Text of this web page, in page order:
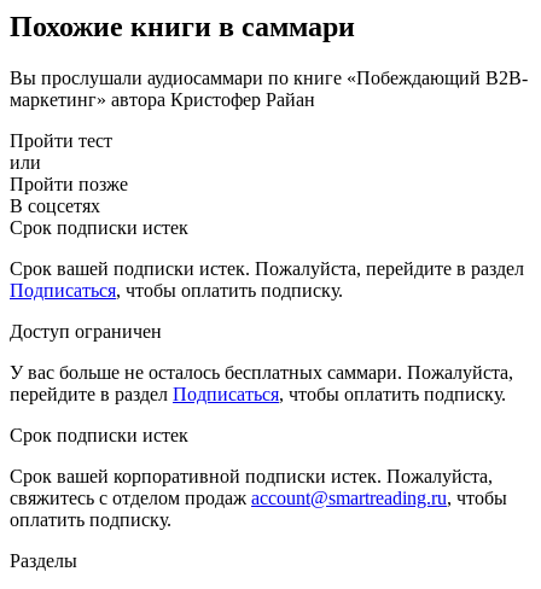
Похожие книги в саммари
Вы прослушали аудиосаммари по книге «Побеждающий B2B-
маркетинг» автора Кристофер Райан
Пройти тест
или
Пройти позже
В соцсетях
Срок подписки истек
Срок вашей подписки истек. Пожалуйста, перейдите в раздел
Подписаться, чтобы оплатить подписку.
Доступ ограничен
У вас больше не осталось бесплатных саммари. Пожалуйста,
перейдите в раздел Подписаться, чтобы оплатить подписку.
Срок подписки истек
Срок вашей корпоративной подписки истек. Пожалуйста,
свяжитесь с отделом продаж account@smartreading.ru, чтобы
оплатить подписку.
Разделы